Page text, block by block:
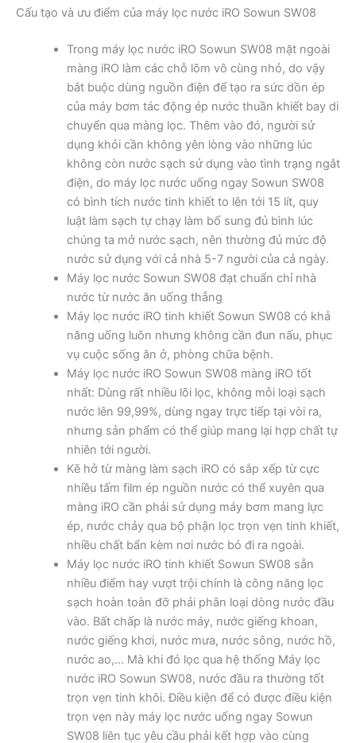
Cấu tạo và ưu điểm của máy lọc nước iRO Sowun SW08
Trong máy lọc nước iRO Sowun SW08 mặt ngoài
màng iRO làm các chỗ lõm vô cùng nhỏ, do vậy
bắt buộc dùng nguồn điện để tạo ra sức dồn ép
của máy bơm tác động ép nước thuần khiết bay di
chuyển qua màng lọc. Thêm vào đó, người sử
dụng khỏi cần không yên lòng vào những lúc
không còn nước sạch sử dụng vào tình trạng ngắt
điện, do máy lọc nước uống ngay Sowun SW08
có bình tích nước tinh khiết to lên tới 15 lít, quy
luật làm sạch tự chạy làm bổ sung đủ bình lúc
chúng ta mở nước sạch, nên thường đủ mức độ
nước sử dụng với cả nhà 5-7 người của cả ngày.
Máy lọc nước Sowun SW08 đạt chuẩn chỉ nhà
nước từ nước ăn uống thẳng
Máy lọc nước iRO tinh khiết Sowun SW08 có khả
năng uống luôn nhưng không cần đun nấu, phục
vụ cuộc sống ăn ở, phòng chữa bệnh.
Máy lọc nước iRO Sowun SW08 màng iRO tốt
nhất: Dùng rất nhiều lõi lọc, không mỗi loại sạch
nước lên 99,99%, dùng ngay trực tiếp tại vòi ra,
nhưng sản phẩm có thể giúp mang lại hợp chất tự
nhiên tới người.
Kẽ hở từ màng làm sạch iRO có sắp xếp từ cực
nhiều tấm film ép nguồn nước có thể xuyên qua
màng iRO cần phải sử dụng máy bơm mang lực
ép, nước chảy qua bộ phận lọc trọn vẹn tinh khiết,
nhiều chất bẩn kèm nơi nước bỏ đi ra ngoài.
Máy lọc nước iRO tinh khiết Sowun SW08 sẵn
nhiều điểm hay vượt trội chính là công năng lọc
sạch hoàn toàn đỡ phải phân loại dòng nước đầu
vào. Bất chấp là nước máy, nước giếng khoan,
nước giếng khơi, nước mưa, nước sông, nước hồ,
nước ao,… Mà khi đó lọc qua hệ thống Máy lọc
nước iRO Sowun SW08, nước đầu ra thường tốt
trọn vẹn tinh khôi. Điều kiện để có được điều kiện
trọn vẹn này máy lọc nước uống ngay Sowun
SW08 liên tục yêu cầu phải kết hợp vào cùng